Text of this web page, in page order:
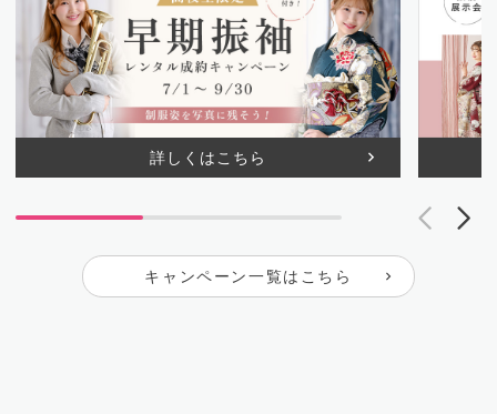
詳しくはこちら
キャンペーン一覧はこちら